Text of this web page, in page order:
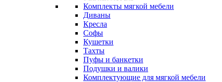
Комплекты мягкой мебели
Диваны
Кресла
Софы
Кушетки
Тахты
Пуфы и банкетки
Подушки и валики
Комплектующие для мягкой мебели